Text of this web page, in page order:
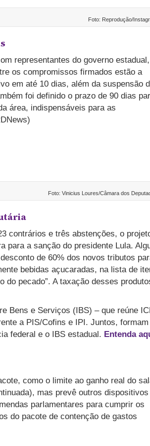
Foto: Reprodução/
representantes do governo estadual,
os compromissos firmados estão a
em até 10 dias, além da suspensão
foi definido o prazo de 90 dias
área, indispensáveis para as
Foto: Vinicius Loures/Câmara dos
contrários e três abstenções, o
para a sanção do presidente Lula.
de 60% dos novos tributos
bebidas açucaradas, na lista de
do pecado”. A taxação desses
Bens e Serviços (IBS) – que reúne
a PIS/Cofins e IPI. Juntos,
federal e o IBS estadual. Entenda
como o limite ao ganho real do
mas prevê outros dispositivos
parlamentares para cumprir os
do pacote de contenção de gastos